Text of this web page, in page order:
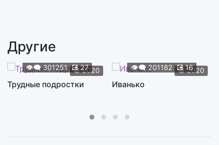
West End Sky
THE TROGGS
Другие
📆2020
👁️‍🗨️301251 💽27
Трудные подростки
📆 2020
👁️‍🗨️201182 💽16
Иванько